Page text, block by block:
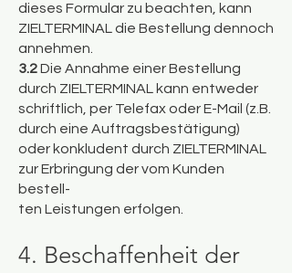
dieses Formular zu beachten, kann
ZIELTERMINAL die Bestellung dennoch
annehmen.
3.2Die Annahme einer Bestellung
durch ZIELTERMINAL kann entweder
schriftlich, per Telefax oder E-Mail (z.B.
durch eine Auftragsbestätigung)
oder konkludent durch ZIELTERMINAL
zur Erbringung der vom Kunden
bestell-
ten Leistungen erfolgen.
4. Beschaffenheit der